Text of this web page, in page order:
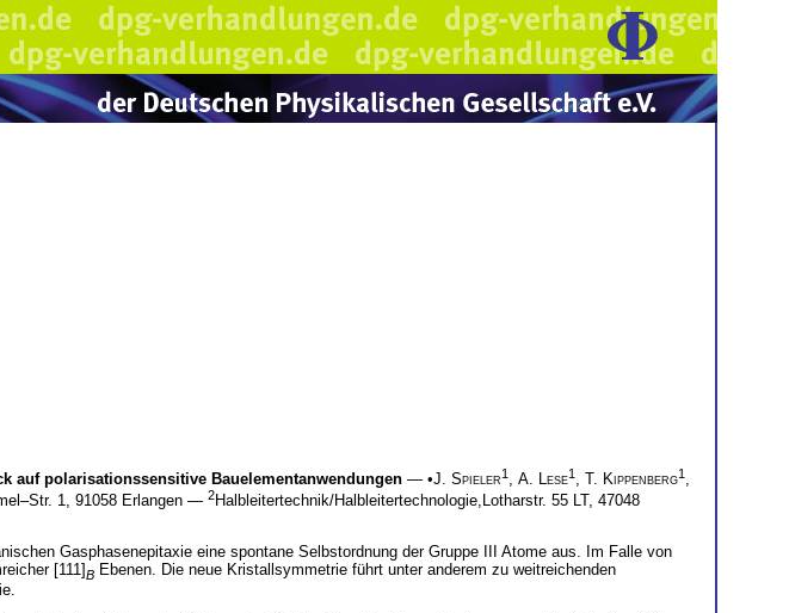
auf polarisationssensitive Bauelementanwendungen — •J. Spieler1 A. Lese1 T. Kippenberg1
1, 91058 Erlangen — 2Halbleitertechnik/Halbleitertechnologie,Lotharstr. 55 LT, 47048
Gasphasenepitaxie eine spontane Selbstordnung der Gruppe III Atome aus. Im Falle von
[111]B Ebenen. Die neue Kristallsymmetrie führt unter anderem zu weitreichenden